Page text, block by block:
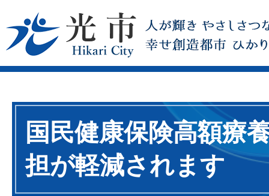
国民健康保険高額療
担が軽減されます